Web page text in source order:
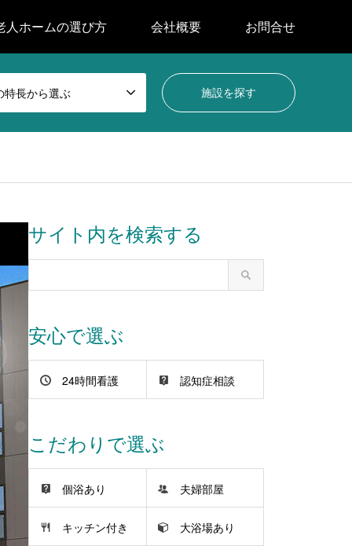
人ホームの選び方 会社概要 お問合せ
特長から選ぶ
サイト内を検索する
安心で選ぶ
24時間看護 認知症相談
こだわりで選ぶ
個浴あり 夫婦部屋
キッチン付き 大浴場あり